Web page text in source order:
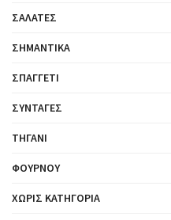
ΣΑΛΆΤΕΣ
ΣΗΜΑΝΤΙΚΆ
ΣΠΑΓΓΈΤΙ
ΣΥΝΤΑΓΈΣ
ΤΗΓΆΝΙ
ΦΟΎΡΝΟΥ
ΧΩΡΊΣ ΚΑΤΗΓΟΡΊΑ